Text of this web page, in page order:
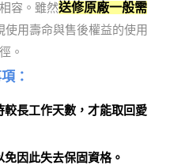
容。雖然送修原廠一般需
使用壽命與售後權益的使用
。
：
長工作天數，才能取回愛
因此失去保固資格。